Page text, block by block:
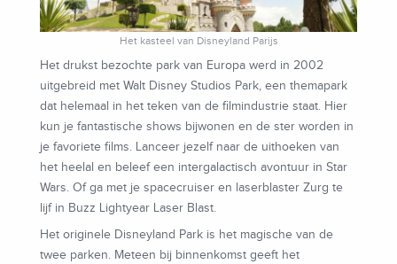
Het kasteel van Disneyland Parijs
Het drukst bezochte park van Europa werd in 2002
uitgebreid met Walt Disney Studios Park, een themapark
dat helemaal in het teken van de filmindustrie staat. Hier
kun je fantastische shows bijwonen en de ster worden in
je favoriete films. Lanceer jezelf naar de uithoeken van
het heelal en beleef een intergalactisch avontuur in Star
Wars. Of ga met je spacecruiser en laserblaster Zurg te
lijf in Buzz Lightyear Laser Blast.
Het originele Disneyland Park is het magische van de
twee parken. Meteen bij binnenkomst geeft het